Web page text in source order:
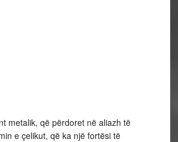
metalik, që përdoret në aliazh të
e çelikut, që ka një fortësi të